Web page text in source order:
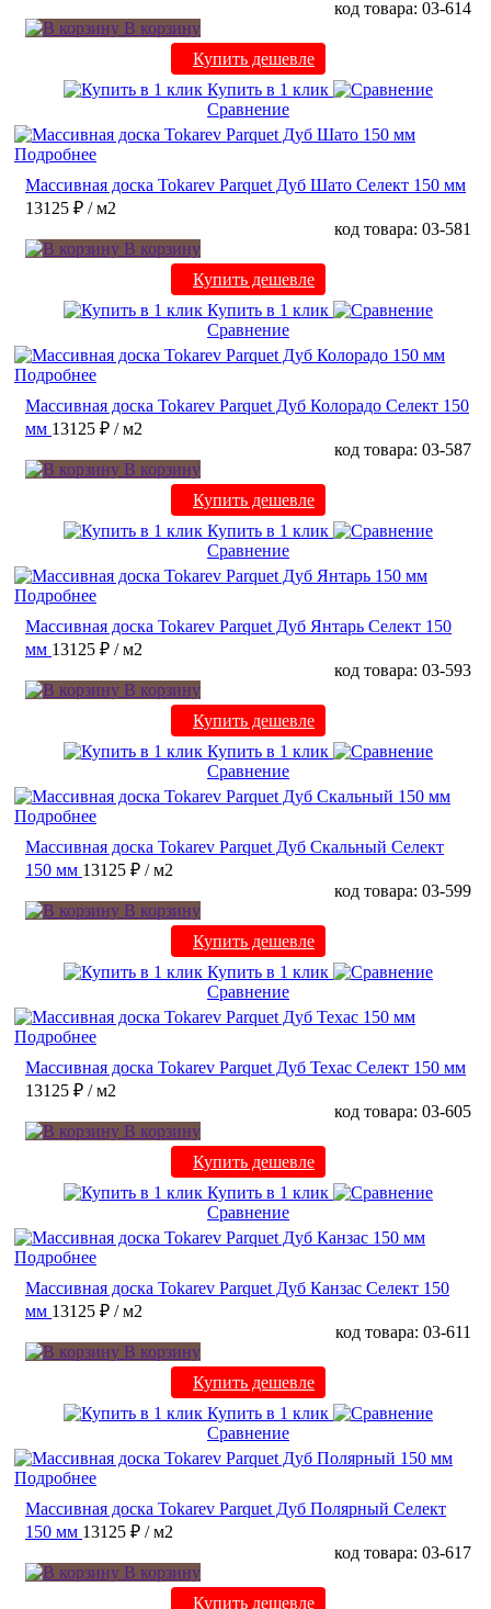
код товара: 03-614
В корзину
Купить дешевле
Купить в 1 клик
Сравнение
Подробнее
Массивная доска Tokarev Parquet Дуб Шато Селект 150 мм
13125 ₽ / м2
код товара: 03-581
В корзину
Купить дешевле
Купить в 1 клик
Сравнение
Подробнее
Массивная доска Tokarev Parquet Дуб Колорадо Селект 150
мм 13125 ₽ / м2
код товара: 03-587
В корзину
Купить дешевле
Купить в 1 клик
Сравнение
Подробнее
Массивная доска Tokarev Parquet Дуб Янтарь Селект 150
мм 13125 ₽ / м2
код товара: 03-593
В корзину
Купить дешевле
Купить в 1 клик
Сравнение
Подробнее
Массивная доска Tokarev Parquet Дуб Скальный Селект
150 мм 13125 ₽ / м2
код товара: 03-599
В корзину
Купить дешевле
Купить в 1 клик
Сравнение
Подробнее
Массивная доска Tokarev Parquet Дуб Техас Селект 150 мм
13125 ₽ / м2
код товара: 03-605
В корзину
Купить дешевле
Купить в 1 клик
Сравнение
Подробнее
Массивная доска Tokarev Parquet Дуб Канзас Селект 150
мм 13125 ₽ / м2
код товара: 03-611
В корзину
Купить дешевле
Купить в 1 клик
Сравнение
Подробнее
Массивная доска Tokarev Parquet Дуб Полярный Селект
150 мм 13125 ₽ / м2
код товара: 03-617
В корзину
Купить дешевле